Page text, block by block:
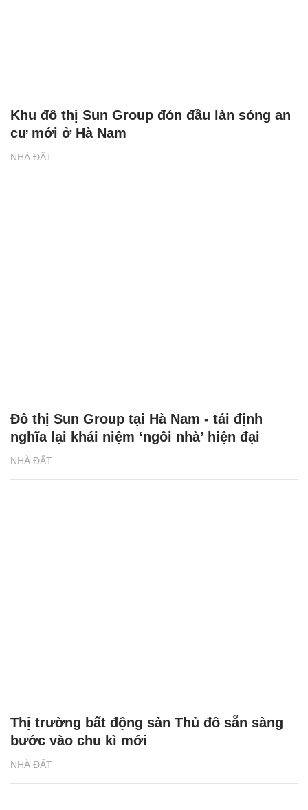
NHÀ ĐẤT
Khu đô thị Sun Group đón đầu làn sóng an
cư mới ở Hà Nam
NHÀ ĐẤT
Đô thị Sun Group tại Hà Nam - tái định
nghĩa lại khái niệm ‘ngôi nhà’ hiện đại
NHÀ ĐẤT
Thị trường bất động sản Thủ đô sẵn sàng
bước vào chu kì mới